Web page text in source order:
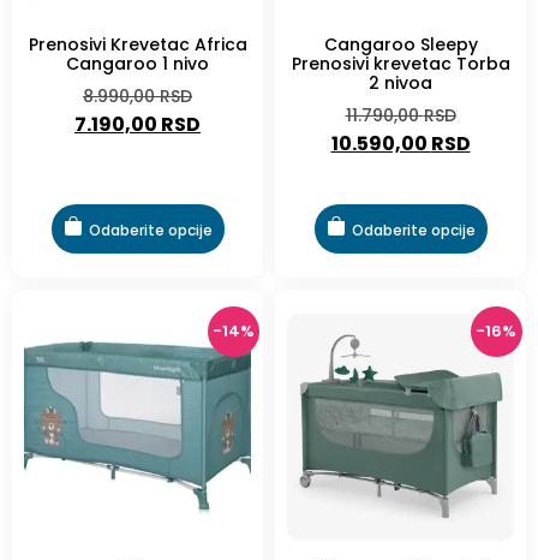
Prenosivi Krevetac Africa
Cangaroo 1 nivo
8.990,00RSD
7.190,00 RSD
Odaberite opcije
Cangaroo Sleepy
Prenosivi krevetac Torba
2 nivoa
11.790,00RSD
10.590,00 RSD
Odaberite opcije
-14% -16%